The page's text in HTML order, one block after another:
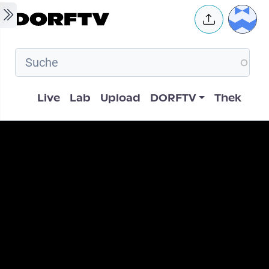
Skip to main content User
Hauptnavigation
Live Lab Upload DORFTV Thek